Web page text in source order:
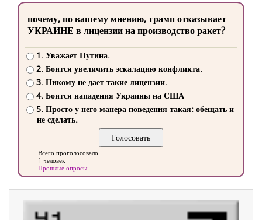
почему, по вашему мнению, трамп отказывает
УКРАИНЕ в лицензии на производство ракет?
1. Уважает Путина.
2. Боится увеличить эскалацию конфликта.
3. Никому не дает такие лицензии.
4. Боится нападения Украины на США
5. Просто у него манера поведения такая: обещать и
не сделать.
Всего проголосовало
1 человек
Прошлые опросы